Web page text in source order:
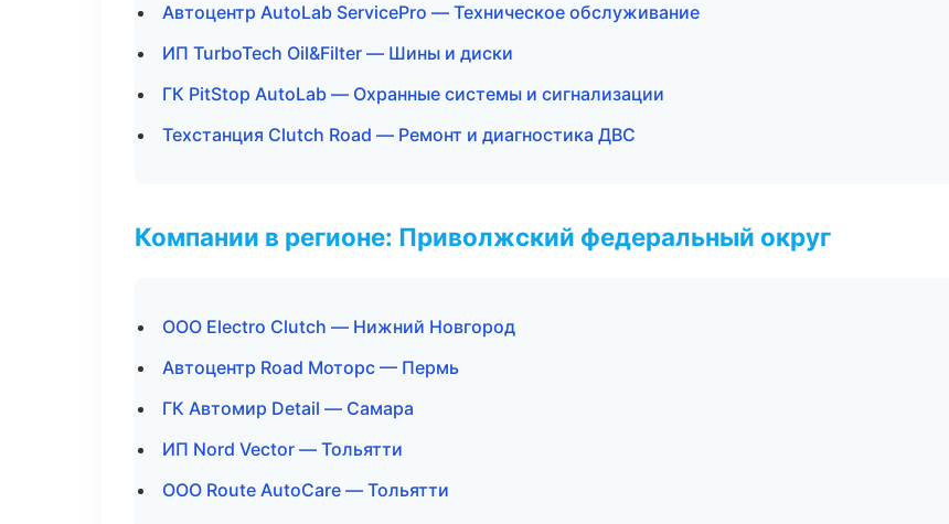
Автоцентр AutoLab ServicePro — Техническое обслуживание
ИП TurboTech Oil&Filter — Шины и диски
ГК PitStop AutoLab — Охранные системы и сигнализации
Техстанция Clutch Road — Ремонт и диагностика ДВС
Компании в регионе: Приволжский федеральный округ
ООО Electro Clutch — Нижний Новгород
Автоцентр Road Моторс — Пермь
ГК Автомир Detail — Самара
ИП Nord Vector — Тольятти
ООО Route AutoCare — Тольятти